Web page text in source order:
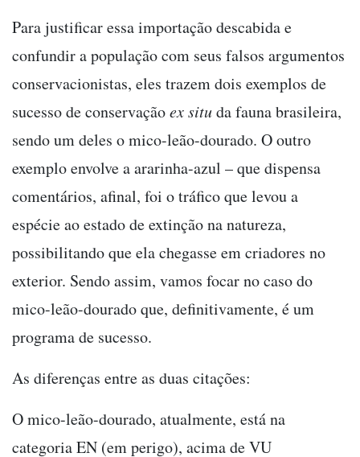
Para justificar essa importação descabida e
confundir a população com seus falsos argumentos
conservacionistas, eles trazem dois exemplos de
sucesso de conservaçãoex situda fauna brasileira,
sendo um deles o mico-leão-dourado. O outro
exemplo envolve a ararinha-azul – que dispensa
comentários, afinal, foi o tráfico que levou a
espécie ao estado de extinção na natureza,
possibilitando que ela chegasse em criadores no
exterior. Sendo assim, vamos focar no caso do
mico-leão-dourado que, definitivamente, é um
programa de sucesso.
As diferenças entre as duas citações:
O mico-leão-dourado, atualmente, está na
categoria EN (em perigo), acima de VU